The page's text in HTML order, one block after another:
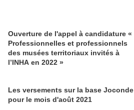
Ouverture de l'appel à candidature «
Professionnelles et professionnels
des musées territoriaux invités à
l’INHA en 2022 »
Les versements sur la base Joconde
pour le mois d'août 2021